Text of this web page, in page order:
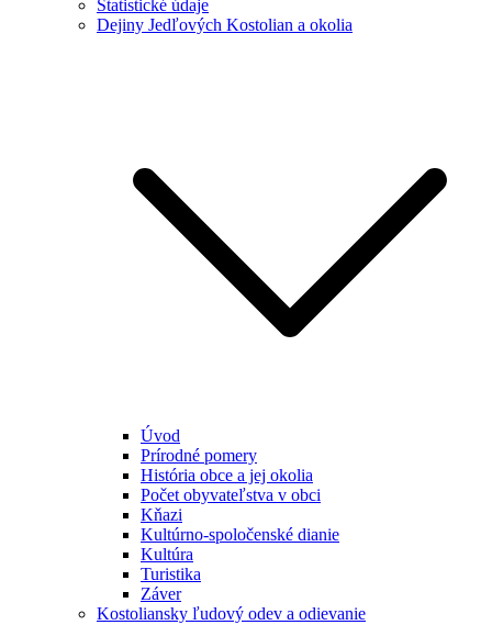
Štatistické údaje
Dejiny Jedľových Kostolian a okolia
Úvod
Prírodné pomery
História obce a jej okolia
Počet obyvateľstva v obci
Kňazi
Kultúrno-spoločenské dianie
Kultúra
Turistika
Záver
Kostoliansky ľudový odev a odievanie